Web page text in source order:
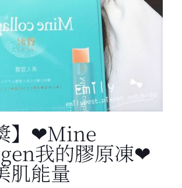
】❤Mine
我的膠原凍❤
肌能量